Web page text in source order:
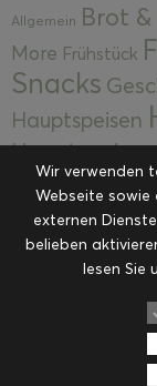
Allgemein Brot
More Frühstück
Snacks
Hauptspeisen
Kuchen,
Desserts Kulinarik
Rezepte
Suppen,
Wir verwenden
Webseite
externen
belieben
lesen Sie